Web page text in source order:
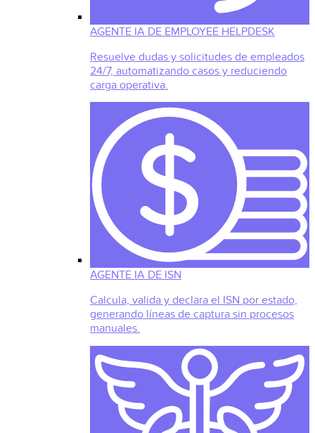
AGENTE IA DE EMPLOYEE HELPDESK
Resuelve dudas y solicitudes de empleados
24/7, automatizando casos y reduciendo
carga operativa.
AGENTE IA DE ISN
Calcula, valida y declara el ISN por estado,
generando líneas de captura sin procesos
manuales.